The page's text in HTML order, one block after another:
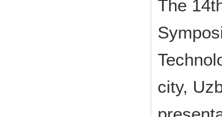
The
city,